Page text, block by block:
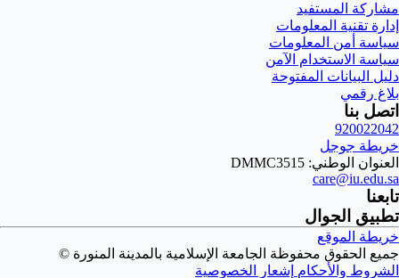
مشاركة المستفيد
إدارة تقنية المعلومات
سياسة أمن المعلومات
سياسة الاستخدام الآمن
دليل البيانات المفتوحة
بلاغ رقمي
اتصل بنا
920022042
خريطة جوجل
العنوان الوطني: DMMC3515
care@iu.edu.sa
تابعنا
تطبيق الجوال
خريطة الموقع
جميع الحقوق محفوظة الجامعة الإسلامية بالمدينة المنورة ©
الشروط والأحكام إشعار الخصوصية